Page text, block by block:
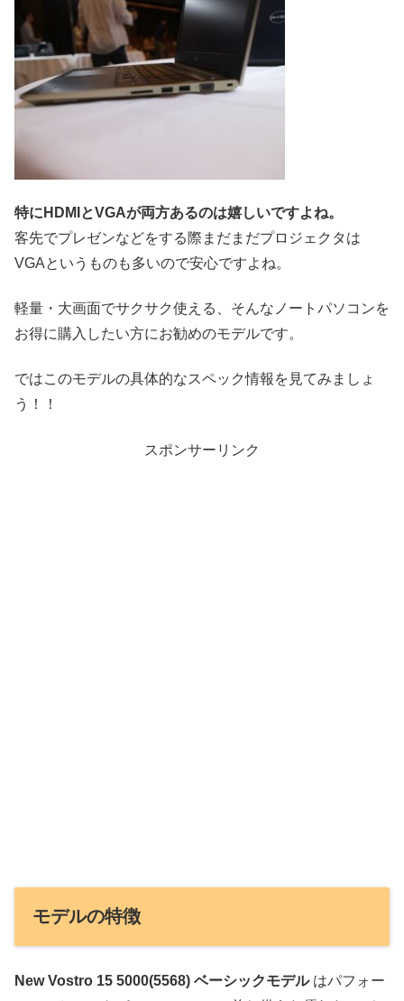
特にHDMIとVGAが両方あるのは嬉しいですよね。
客先でプレゼンなどをする際まだまだプロジェクタは
VGAというものも多いので安心ですよね。
軽量・大画面でサクサク使える、そんなノートパソコンを
お得に購入したい方にお勧めのモデルです。
ではこのモデルの具体的なスペック情報を見てみましょ
う！！
スポンサーリンク
モデルの特徴
New Vostro 15 5000(5568) ベーシックモデル はパフォー